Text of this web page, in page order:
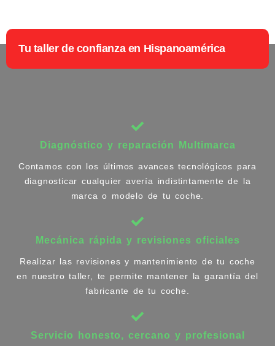
Tu taller de confianza en Hispanoamérica
Diagnóstico y reparación Multimarca
Contamos con los últimos avances tecnológicos para
diagnosticar cualquier avería indistintamente de la
marca o modelo de tu coche.
Mecánica rápida y revisiones oficiales
Realizar las revisiones y mantenimiento de tu coche
en nuestro taller, te permite mantener la garantía del
fabricante de tu coche.
Servicio honesto, cercano y profesional